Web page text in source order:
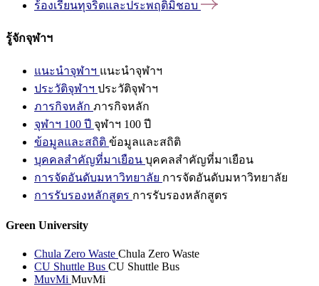
ร้องเรียนทุจริตและประพฤติมิชอบ
รู้จักจุฬาฯ
แนะนำจุฬาฯ แนะนำจุฬาฯ
ประวัติจุฬาฯ ประวัติจุฬาฯ
ภารกิจหลัก ภารกิจหลัก
จุฬาฯ 100 ปี จุฬาฯ 100 ปี
ข้อมูลและสถิติ ข้อมูลและสถิติ
บุคคลสำคัญที่มาเยือน บุคคลสำคัญที่มาเยือน
การจัดอันดับมหาวิทยาลัย การจัดอันดับมหาวิทยาลัย
การรับรองหลักสูตร การรับรองหลักสูตร
Green University
Chula Zero Waste Chula Zero Waste
CU Shuttle Bus CU Shuttle Bus
MuvMi MuvMi